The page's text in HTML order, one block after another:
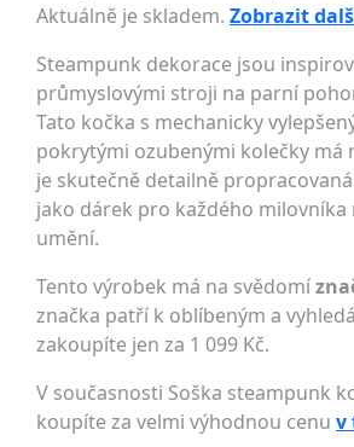
Aktuálně je skladem. Zobrazit
Steampunk dekorace jsou
průmyslovými stroji na parní
Tato kočka s mechanicky
pokrytými ozubenými kolečky má
je skutečně detailně
jako dárek pro každého
umění.
Tento výrobek má na svědomí
značka patří k oblíbeným a
zakoupíte jen za 1 099 Kč.
V současnosti Soška steampunk
koupíte za velmi výhodnou cenu v